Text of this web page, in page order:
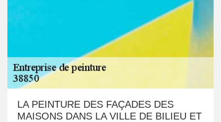
LA PEINTURE DES FAÇADES DES
MAISONS DANS LA VILLE DE BILIEU ET